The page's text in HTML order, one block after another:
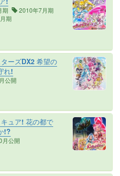
期
2010年7月期
期
ーズDX2 希望の
れ!
公開
ュア! 花の都で
!?
月公開